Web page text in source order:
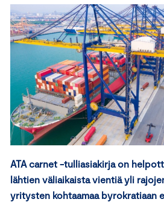
ATA carnet -tulliasiakirja on
lähtien väliaikaista vientiä yli
yritysten kohtaamaa byrokratiaan